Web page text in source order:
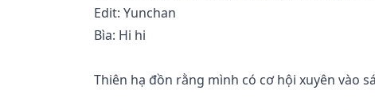
Edit: Yunchan
Bìa: Hi hi
Thiên hạ đồn rằng mình có cơ hội xuyên vào